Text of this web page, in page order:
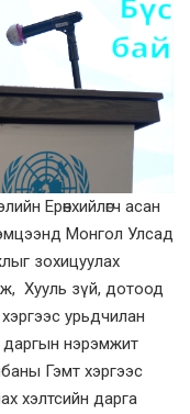
Ерөнхийлөгч асан
Монгол Улсад
зохицуулах
Хууль зүй, дотоод
урьдчилан
даргын нэрэмжит
Гэмт хэргээс
хэлтсийн дарга